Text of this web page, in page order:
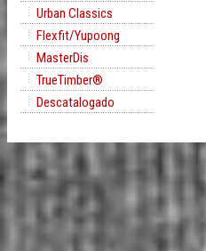
Urban Classics
Flexfit/Yupoong
MasterDis
TrueTimber®
Descatalogado